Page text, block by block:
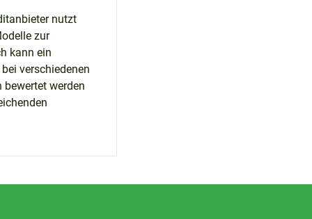
nutzt
zur
kann ein
verschiedenen
werden